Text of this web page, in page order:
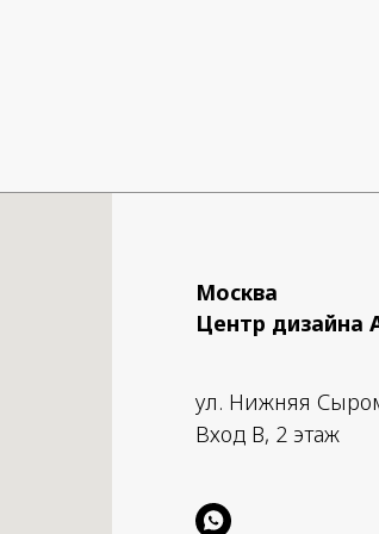
Москва
Центр дизайна
ул. Нижняя
Вход B, 2 этаж